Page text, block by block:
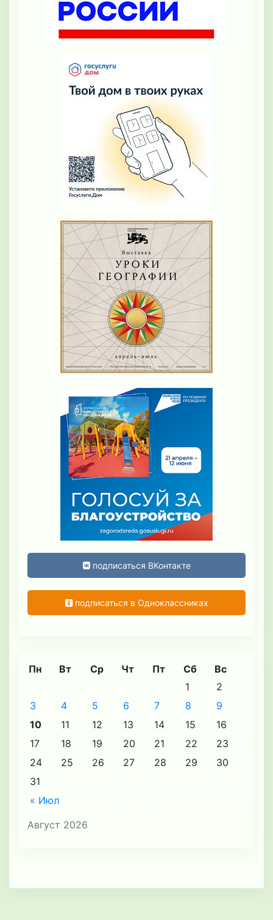
подписаться ВКонтакте
подписаться в Одноклассниках
Август 2026
Пн Вт Ср Чт Пт Сб Вс
« Июл
1
2
3
4 5 6 7 8
9
10
11 12 13 14 15
16
17
18 19 20 21 22
23
24
25 26 27 28 29
30
31